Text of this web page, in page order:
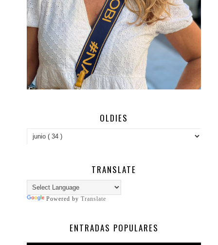
OLDIES
TRANSLATE
Powered by Translate
ENTRADAS POPULARES